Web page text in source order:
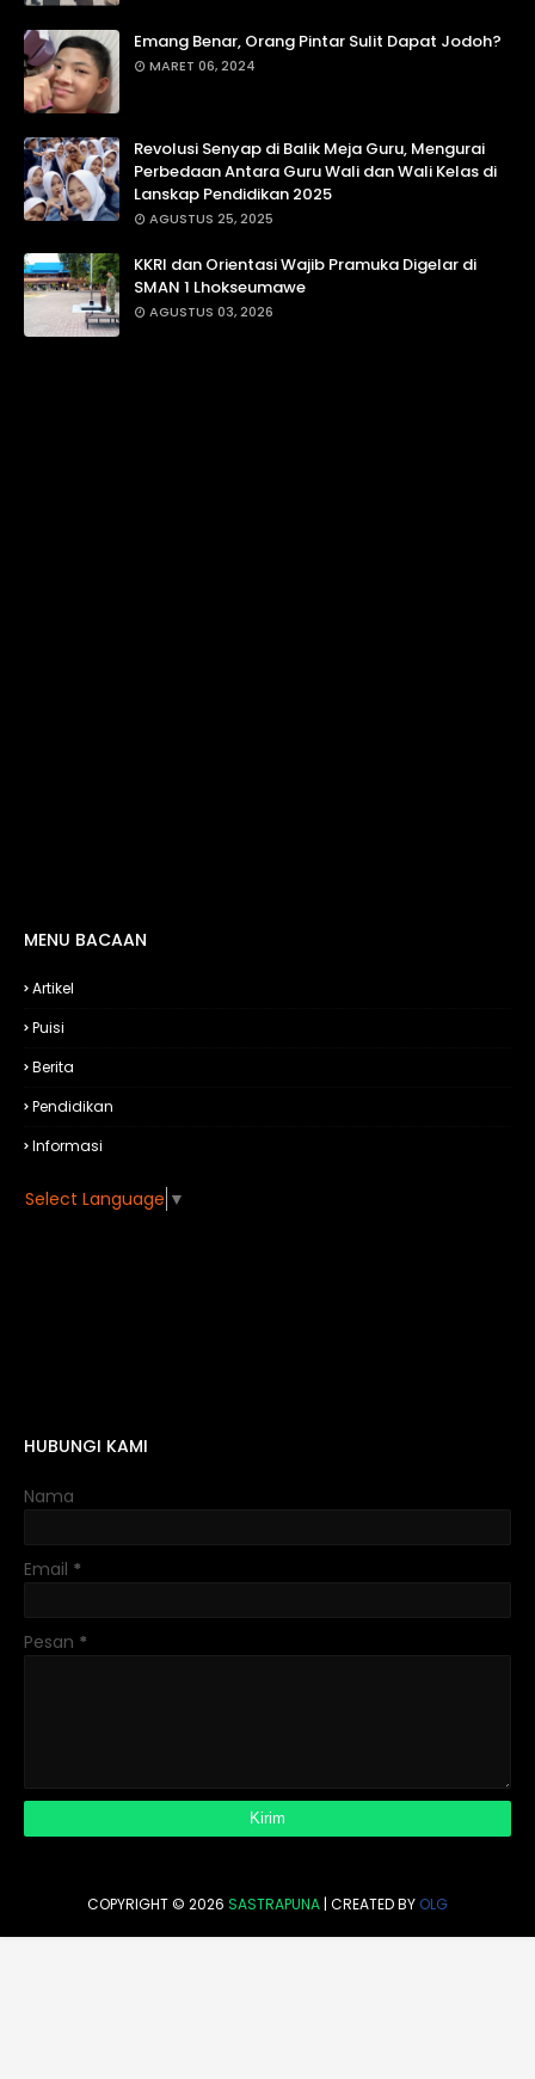
Emang Benar, Orang Pintar Sulit Dapat Jodoh?
MARET 06, 2024
Revolusi Senyap di Balik Meja Guru, Mengurai
Perbedaan Antara Guru Wali dan Wali Kelas di
Lanskap Pendidikan 2025
AGUSTUS 25, 2025
KKRI dan Orientasi Wajib Pramuka Digelar di
SMAN 1 Lhokseumawe
AGUSTUS 03, 2026
MENU BACAAN
Artikel
Puisi
Berita
Pendidikan
Informasi
Select Language ▼
HUBUNGI KAMI
Nama
Email *
Pesan *
COPYRIGHT © 2026 SASTRAPUNA | CREATED BY OLG